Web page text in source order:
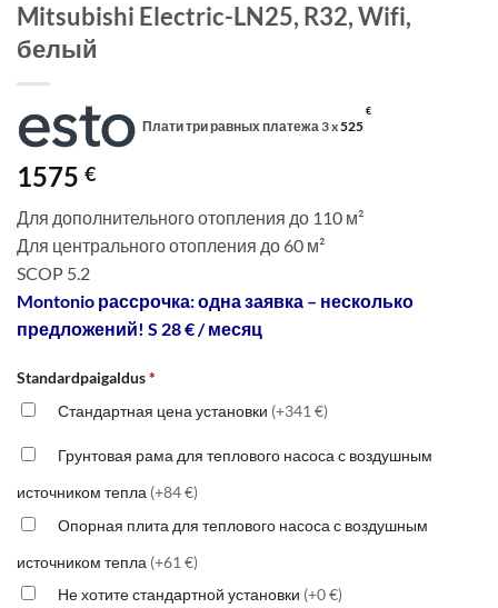
Mitsubishi Electric-LN25, R32, Wifi,
белый
Плати три равных платежа 3 x525
€
1575 €
Для дополнительного отопления до 110 м²
Для центрального отопления до 60 м²
SCOP 5.2
Montonio рассрочка: одна заявка – несколько
предложений! S 28 € / месяц
Standardpaigaldus*
Стандартная цена установки (+341 €)
Грунтовая рама для теплового насоса с воздушным
источником тепла (+84 €)
Опорная плита для теплового насоса с воздушным
источником тепла (+61 €)
Не хотите стандартной установки (+0 €)